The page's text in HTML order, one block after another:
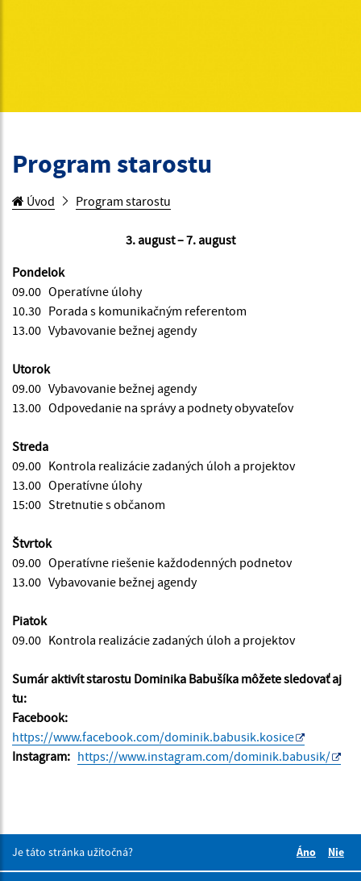
Program starostu
Úvod Program starostu
3. august – 7. august
Pondelok
09.00 Operatívne úlohy
10.30 Porada s komunikačným referentom
13.00 Vybavovanie bežnej agendy
Utorok
09.00 Vybavovanie bežnej agendy
13.00 Odpovedanie na správy a podnety obyvateľov
Streda
09.00 Kontrola realizácie zadaných úloh a projektov
13.00 Operatívne úlohy
15:00 Stretnutie s občanom
Štvrtok
09.00 Operatívne riešenie každodenných podnetov
13.00 Vybavovanie bežnej agendy
Piatok
09.00 Kontrola realizácie zadaných úloh a projektov
Sumár aktivít starostu Dominika Babušíka môžete sledovať aj
tu:
Facebook:
https://www.facebook.com/dominik.babusik.kosice
Instagram: https://www.instagram.com/dominik.babusik/
Je táto stránka užitočná?
Áno
Nie